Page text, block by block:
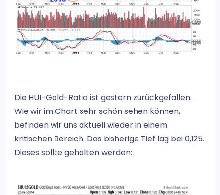
Die HUI-Gold-Ratio ist gestern zurückgefallen.
Wie wir im Chart sehr schön sehen können,
befinden wir uns aktuell wieder in einem
kritischen Bereich. Das bisherige Tief lag bei 0,125.
Dieses sollte gehalten werden: